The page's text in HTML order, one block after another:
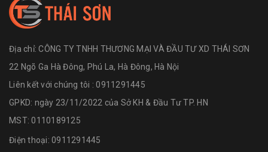
Địa chỉ:CÔNG TY TNHH THƯƠNG MẠI VÀ ĐẦU TƯ XD THÁI SƠN
22 Ngõ Ga Hà Đông, Phú La, Hà Đông, Hà Nội
Liên kết với chúng tôi : 0911291445
GPKD: ngày 23/11/2022 của Sở KH & Đầu Tư TP. HN
MST: 0110189125
Điện thoại: 0911291445